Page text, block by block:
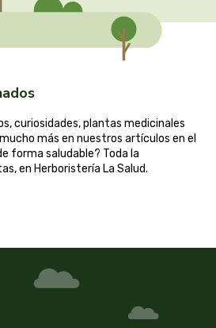
curiosidades, plantas medicinales
más en nuestros artículos en el
forma saludable? Toda la
en Herboristería La Salud.